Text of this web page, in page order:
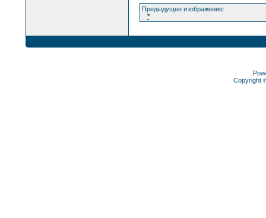
Предыдущее изображение:
*
Copyright